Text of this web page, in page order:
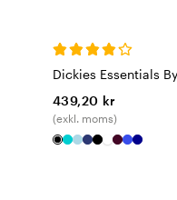
Dickies Essentials
439,20 kr
(exkl. moms)